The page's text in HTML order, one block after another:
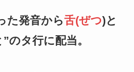
た発音から舌(ぜつ)と
のタ行に配当。